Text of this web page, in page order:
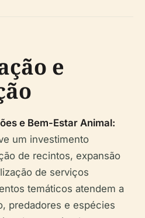
e
e Bem-Estar Animal:
um investimento
de recintos, expansão
de serviços
temáticos atendem a
predadores e espécies